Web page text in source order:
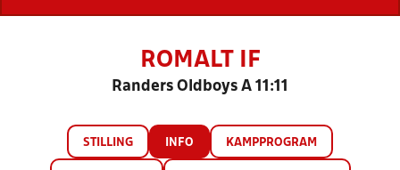
ROMALT IF
Randers Oldboys A 11:11
STILLING INFO KAMPPROGRAM